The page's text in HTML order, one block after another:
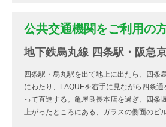
公共交通機関をご利用の
地下鉄烏丸線 四条駅・阪急
四条駅・烏丸駅を出て地上に出たら、四条
にわたり、LAQUEを右手に見ながら四条
って直進する。亀屋良長本店を過ぎ、四条
上がったところにある、ガラスの側面のビ